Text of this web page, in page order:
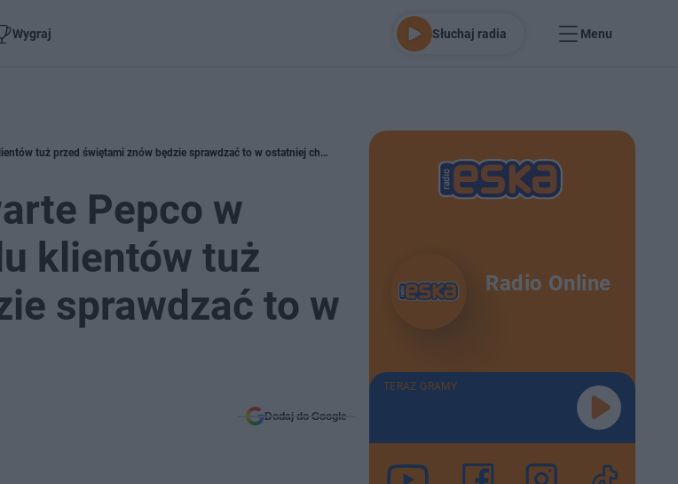
Wygraj Słuchaj radia Menu
Do której godziny jest otwarte Pepco w sobotę wielkanocną? Wielu klientów tuż przed świętami znów będzie sprawdzać to w ostatniej chwili
Pepco w
klientów tuż
sprawdzać to w
Dodaj do Google
Radio Online
TERAZ GRAMY